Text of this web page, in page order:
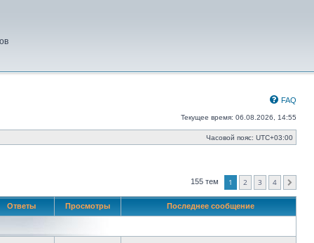
FAQ
Текущее время: 06.08.2026, 14:55
Часовой пояс: UTC+03:00
155 тем 1 2 3 4
Ответы Просмотры Последнее сообщение